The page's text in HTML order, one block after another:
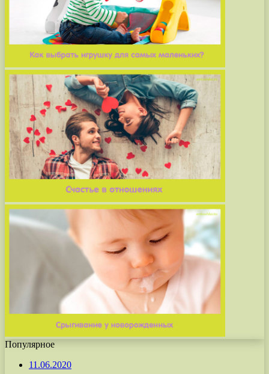
Популярное
11.06.2020